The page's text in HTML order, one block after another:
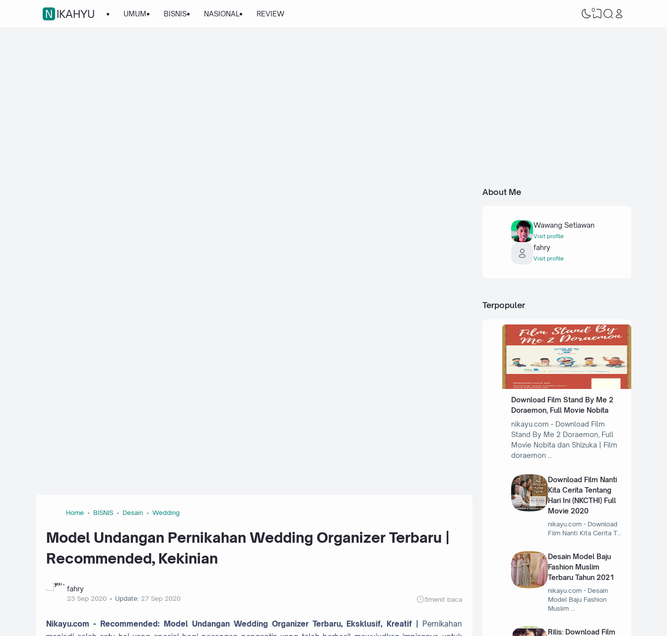
NIKAHYU UMUM BISNIS NASIONAL REVIEW 0
Home BISNIS Desain Wedding
Model Undangan Pernikahan Wedding Organizer Terbaru |
Recommended, Kekinian
fahry
23 Sep 2020 Update: 27 Sep 2020 5menit baca
Nikayu.com - Recommended: Model Undangan Wedding Organizer Terbaru, Eksklusif, Kreatif | Pernikahan
About Me
Wawang Setiawan
Visit profile
fahry
Visit profile
Terpopuler
Download Film Stand By Me 2
Doraemon, Full Movie Nobita
nikayu.com - Download Film
Stand By Me 2 Doraemon, Full
Movie Nobita dan Shizuka | Film
doraemon …
Download Film Nanti
Kita Cerita Tentang
Hari Ini (NKCTHI) Full
Movie 2020
nikayu.com - Download
Film Nanti Kita Cerita T…
Desain Model Baju
Fashion Muslim
Terbaru Tahun 2021
nikayu.com - Desain
Model Baju Fashion
Muslim …
Rilis: Download Film